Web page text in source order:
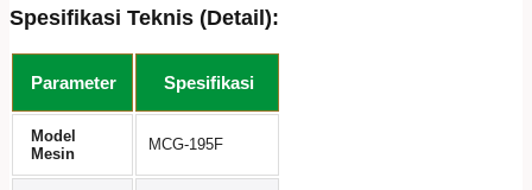
Spesifikasi Teknis (Detail):
Parameter Spesifikasi
Model
Mesin
MCG-195F